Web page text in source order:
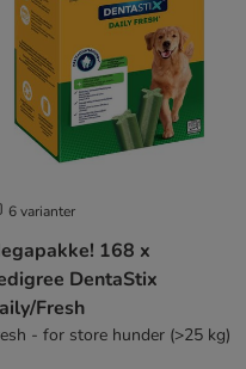
6 varianter
168 x
DentaStix
Fresh
- for store hunder (>25 kg)